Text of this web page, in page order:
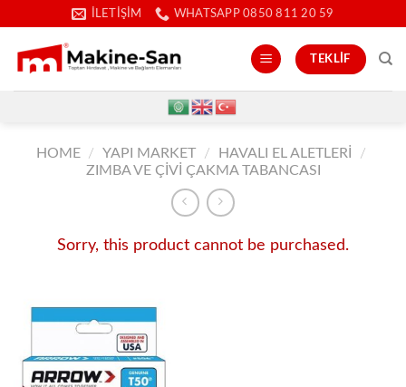
İLETIŞIM WHATSAPP 0850 811 20 59
TEKLIF
HOME / YAPI MARKET / HAVALI EL ALETLERI
/
ZIMBA VE ÇIVI ÇAKMA TABANCASI
Sorry, this product cannot be purchased.